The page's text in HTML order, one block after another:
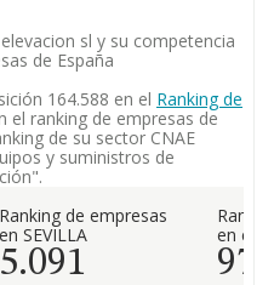
sl y su competencia
de España
164.588 en el Ranking de
el ranking de empresas de
de su sector CNAE
y suministros de
Ranking de empresas
en SEVILLA
5.091
en el
974